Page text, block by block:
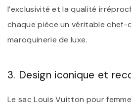
l’exclusivité et la qualité
chaque pièce un véritable chef-
maroquinerie de luxe.
3. Design iconique et
Le sac Louis Vuitton pour